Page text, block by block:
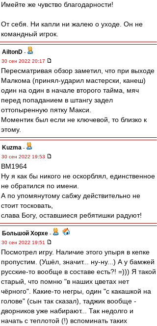
Имейте же чувство благодарности!
От себя. Ни капли ни жалею о уходе. Он не
командный игрок.
AiltonD -
30 сен 2022 20:17
Пересматривая обзор заметил, что при выходе
Малкома (принял-ударил мастерски, канеш)
один на один в начале второго тайма, мяч
перед попаданием в штангу задел
оттопыренную пятку Макси.
Моментик был если не ключевой, то близко к
этому.
Kuzma -
30 сен 2022 19:53
BM1964
Ну я как бы никого не оскорблял, единственное
не обратился по имени.
А по упомянутому сабжу действительно не
стоит тосковать,
слава Богу, оставшиеся ребятишки радуют!
Большой Хорхе -
30 сен 2022 19:51
Посмотрел игру. Наличие этого упыря в кепке
пропустим. (Ушёл, значит... ну-ну...) А у бамжей
русские-то вообще в составе есть?! =))) Я такой
старый, что помню "в наших цветах нет
чёрного". Какие-то негры, один "с какашкой на
голове" (сын так сказал), таджик вообще -
дворников уже набирают... Так недолго и
начать с теплотой (!) вспоминать таких